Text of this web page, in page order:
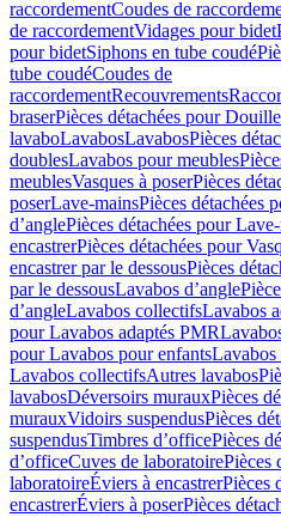
raccordementCoudes de
de raccordementVidages pour bidet
pour bidetSiphons en tube coudé
tube coudéCoudes de
raccordementRecouvrements
braserPièces détachées pour
lavaboLavabosLavabosPièces
doublesLavabos pour meubles
meublesVasques à poserPièces
poserLave-mainsPièces détachées
d’anglePièces détachées pour
encastrerPièces détachées pour
encastrer par le dessousPièces
par le dessousLavabos d’angle
d’angleLavabos collectifsLavabos
pour Lavabos adaptés PMR
pour Lavabos pour enfants
Lavabos collectifsAutres lavabos
lavabosDéversoirs murauxPièces
murauxVidoirs suspendusPièces
suspendusTimbres dʼofficePièces
dʼofficeCuves de laboratoirePièces
laboratoireÉviers à encastrerPièces
encastrerÉviers à poserPièces